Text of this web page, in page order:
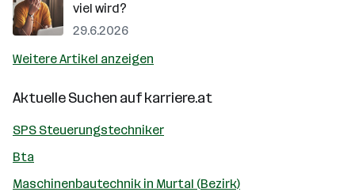
viel wird?
29.6.2026
Weitere Artikel anzeigen
Aktuelle Suchen aufkarriere.at
SPS Steuerungstechniker
Bta
Maschinenbautechnik in Murtal (Bezirk)